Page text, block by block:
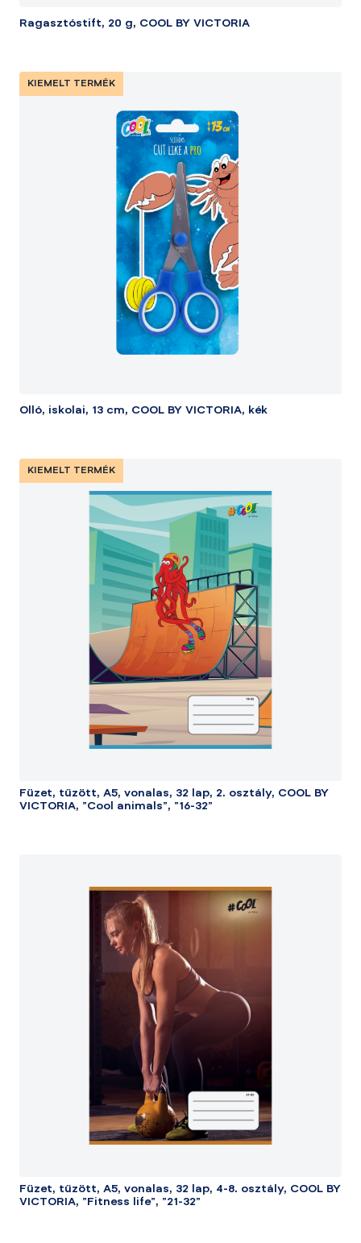
Ragasztóstift, 20 g, COOL BY VICTORIA
KIEMELT TERMÉK
Olló, iskolai, 13 cm, COOL BY VICTORIA, kék
KIEMELT TERMÉK
Füzet, tűzött, A5, vonalas, 32 lap, 2. osztály, COOL BY
VICTORIA, "Cool animals", "16-32"
Füzet, tűzött, A5, vonalas, 32 lap, 4-8. osztály, COOL BY
VICTORIA, "Fitness life", "21-32"